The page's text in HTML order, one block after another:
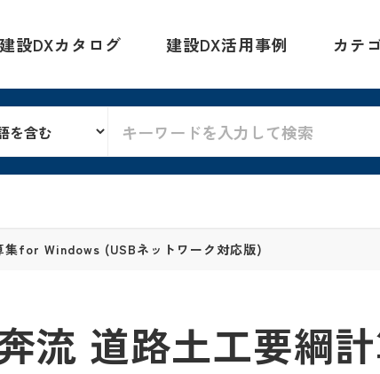
建設DXカタログ 建設DX活用事例 カテ
集for Windows (USBネットワーク対応版)
流 道路土工要綱